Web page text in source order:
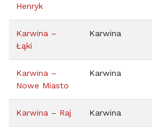
Henryk
Karwina –
Łąki
Karwina
Karwina –
Nowe Miasto
Karwina
Karwina – Raj Karwina